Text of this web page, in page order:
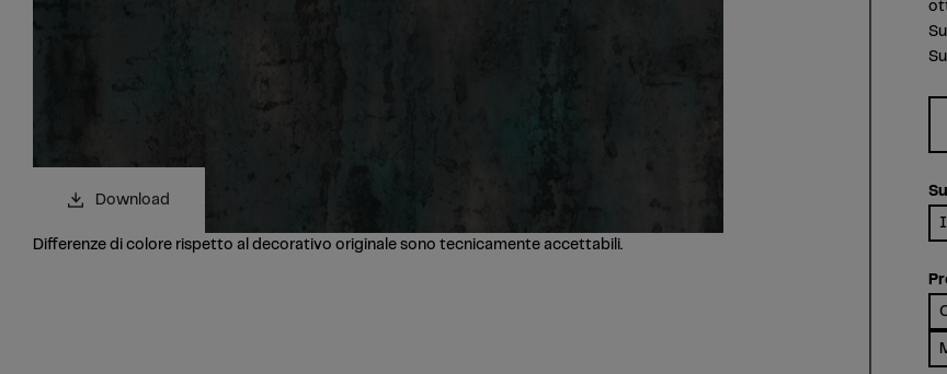
Download
Differenze di colore rispetto al decorativo originale sono tecnicamente accettabili.